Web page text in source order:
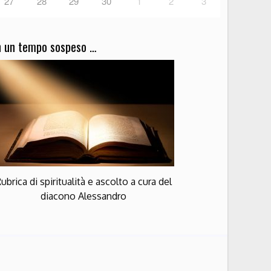
un tempo sospeso …
di spiritualità e ascolto a cura del
diacono Alessandro